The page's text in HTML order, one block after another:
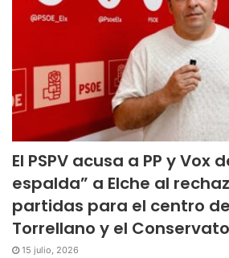
El PSPV acusa a PP y Vox
espalda” a Elche al
partidas para el centro
Torrellano y el
15 julio, 2026